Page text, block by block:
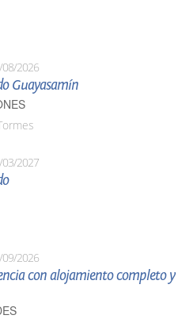
08/2026
Guayasamín
03/2027
09/2026
con alojamiento completo y